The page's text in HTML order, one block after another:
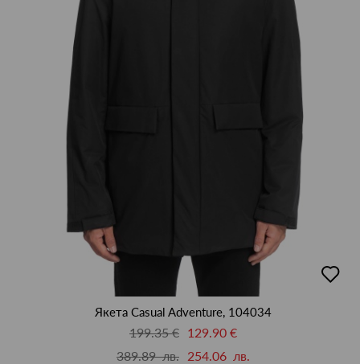
в
Якета Casual Adventure, 104034
199.35 € 129.90 €
389.89 лв. 254.06 лв.